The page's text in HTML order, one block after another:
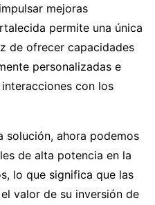
mejoras
permite una única
de ofrecer capacidades
personalizadas e
con los
solución, ahora podemos
de alta potencia en la
lo que significa que las
valor de su inversión de